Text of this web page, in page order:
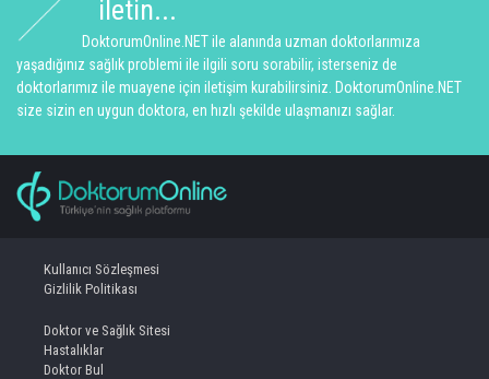
iletin...
DoktorumOnline.NET ile alanında uzman doktorlarımıza
yaşadığınız sağlık problemi ile ilgili soru sorabilir, isterseniz de
doktorlarımız ile muayene için iletişim kurabilirsiniz. DoktorumOnline.NET
size sizin en uygun doktora, en hızlı şekilde ulaşmanızı sağlar.
Kullanıcı Sözleşmesi
Gizlilik Politikası
Doktor ve Sağlık Sitesi
Hastalıklar
Doktor Bul